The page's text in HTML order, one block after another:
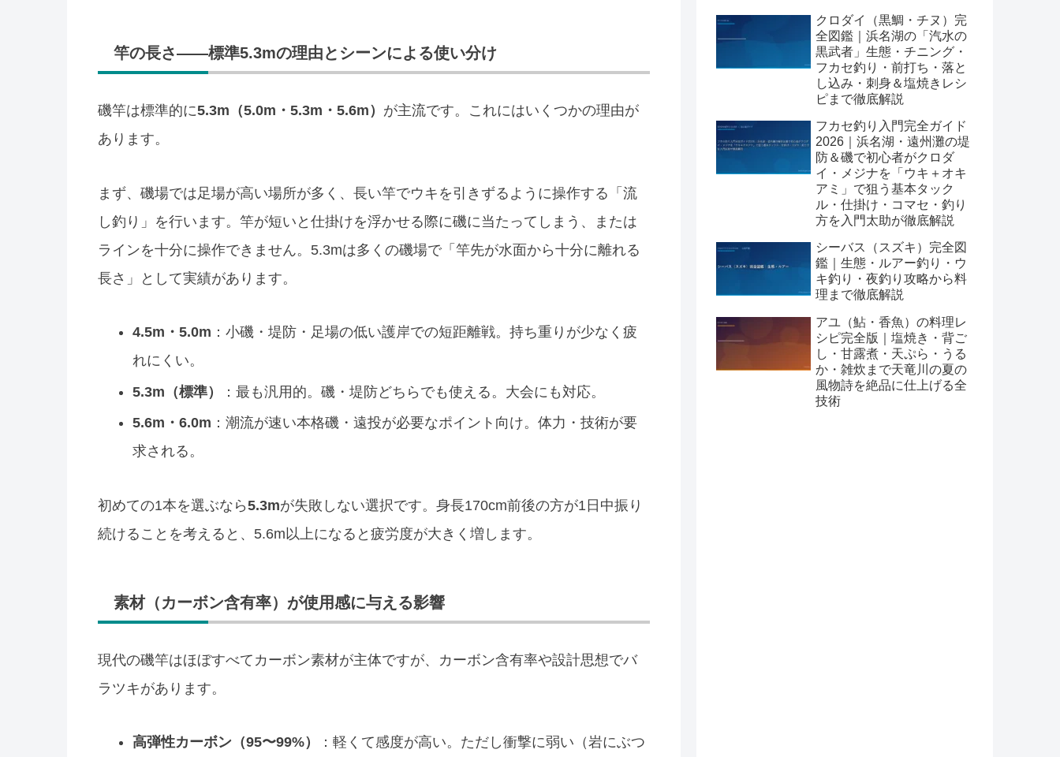
竿の長さ——標準5.3mの理由とシーンによる使い分け
磯竿は標準的に5.3m（5.0m・5.3m・5.6m） が主流です。これにはいくつかの理由が
あります。
まず、磯場では足場が高い場所が多く、長い竿でウキを引きずるように操作する「流
し釣り」を行います。竿が短いと仕掛けを浮かせる際に磯に当たってしまう、または
ラインを十分に操作できません。5.3mは多くの磯場で「竿先が水面から十分に離れる
長さ」として実績があります。
4.5m・5.0m ：小磯・堤防・足場の低い護岸での短距離戦。持ち重りが少なく疲
れにくい。
5.3m（標準）
：最も汎用的。磯・堤防どちらでも使える。大会にも対応。
5.6m・6.0m ：潮流が速い本格磯・遠投が必要なポイント向け。体力・技術が要
求される。
初めての1本を選ぶなら5.3mが失敗しない選択です。身長170cm前後の方が1日中振り
続けることを考えると、5.6m以上になると疲労度が大きく増します。
素材（カーボン含有率）が使用感に与える影響
現代の磯竿はほぼすべてカーボン素材が主体ですが、カーボン含有率や設計思想でバ
ラツキがあります。
高弾性カーボン（95〜99%） ：軽くて感度が高い。ただし衝撃に弱い（岩にぶつ
クロダイ（黒鯛・チヌ）完
全図鑑｜浜名湖の「汽水の
黒武者」生態・チニング・
フカセ釣り・前打ち・落と
し込み・刺身＆塩焼きレシ
ピまで徹底解説
フカセ釣り入門完全ガイド
2026｜浜名湖・遠州灘の堤
防＆磯で初心者がクロダ
イ・メジナを「ウキ＋オキ
アミ」で狙う基本タック
ル・仕掛け・コマセ・釣り
方を入門太助が徹底解説
シーバス（スズキ）完全図
鑑｜生態・ルアー釣り・ウ
キ釣り・夜釣り攻略から料
理まで徹底解説
アユ（鮎・香魚）の料理レ
シピ完全版｜塩焼き・背ご
し・甘露煮・天ぷら・うる
か・雑炊まで天竜川の夏の
風物詩を絶品に仕上げる全
技術